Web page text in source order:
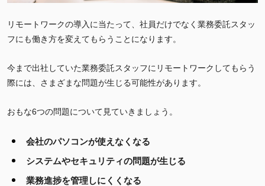
リモートワークの導入に当たって、社員だけでなく業務委託スタッ
フにも働き方を変えてもらうことになります。
今まで出社していた業務委託スタッフにリモートワークしてもらう
際には、さまざまな問題が生じる可能性があります。
おもな6つの問題について見ていきましょう。
会社のパソコンが使えなくなる
システムやセキュリティの問題が生じる
業務進捗を管理しにくくなる